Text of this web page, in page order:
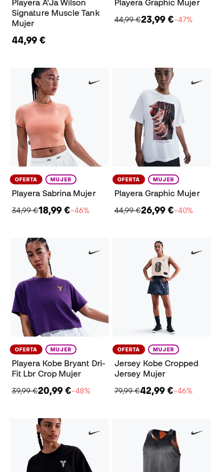
Playera A'Ja Wilson
Signature Muscle Tank
Mujer
44,99 €
Playera Graphic Mujer
44,99 €23,99 €−47%
OFERTA MUJER
Playera Sabrina Mujer
34,99 €18,99 €−46%
OFERTA MUJER
Playera Graphic Mujer
44,99 €26,99 €−40%
OFERTA MUJER
Playera Kobe Bryant Dri-
Fit Lbr Crop Mujer
39,99 €20,99 €−48%
OFERTA MUJER
Jersey Kobe Cropped
Jersey Mujer
79,99 €42,99 €−46%